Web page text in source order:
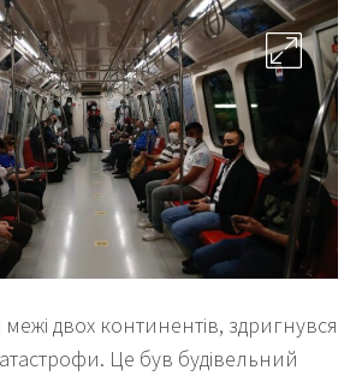
двох континентів, здригнувся
Це був будівельний